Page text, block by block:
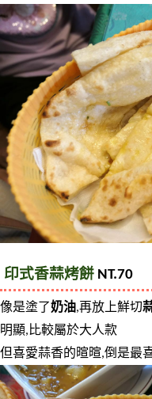
印式香蒜烤餅 NT.70
像是塗了奶油,再放上鮮切
明顯,比較屬於大人款
但喜愛蒜香的暄暄,倒是最